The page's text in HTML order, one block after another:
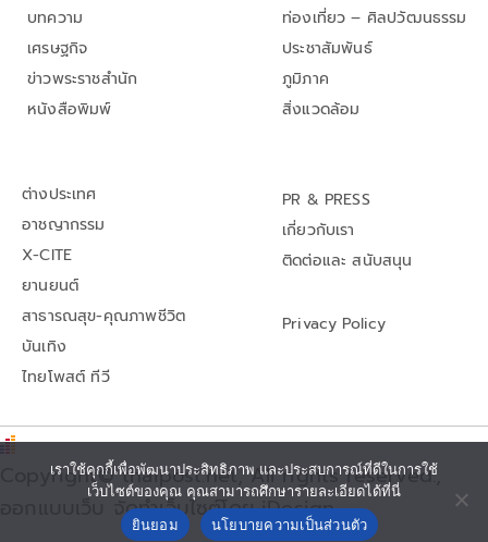
บทความ
เศรษฐกิจ
ข่าวพระราชสำนัก
หนังสือพิมพ์
ท่องเที่ยว – ศิลปวัฒนธรรม
ประชาสัมพันธ์
ภูมิภาค
สิ่งแวดล้อม
ต่างประเทศ
อาชญากรรม
X-CITE
ยานยนต์
สาธารณสุข-คุณภาพชีวิต
บันเทิง
ไทยโพสต์ ทีวี
PR & PRESS
เกี่ยวกับเรา
ติดต่อและ สนับสนุน
Privacy Policy
Copyright© thaipost.net, All rights reserved.,
ออกแบบเว็บ จัดทำเว็บไซต์โดย iDesign
เราใช้คุกกี้เพื่อพัฒนาประสิทธิภาพ และประสบการณ์ที่ดีในการใช้
เว็บไซต์ของคุณ คุณสามารถศึกษารายละเอียดได้ที่นี่
ยินยอม
นโยบายความเป็นส่วนตัว